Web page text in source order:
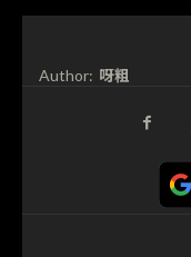
Author: 呀粗